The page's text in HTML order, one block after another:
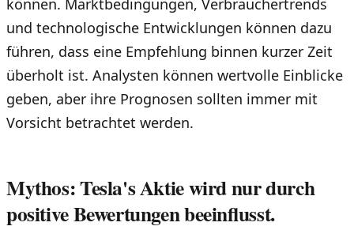
können. Marktbedingungen, Verbrauchertrends
und technologische Entwicklungen können dazu
führen, dass eine Empfehlung binnen kurzer Zeit
überholt ist. Analysten können wertvolle Einblicke
geben, aber ihre Prognosen sollten immer mit
Vorsicht betrachtet werden.
Mythos: Tesla's Aktie wird nur durch
positive Bewertungen beeinflusst.